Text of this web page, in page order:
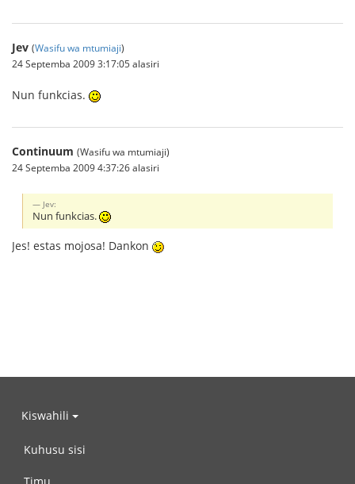
Jev (Wasifu wa mtumiaji)
24 Septemba 2009 3:17:05 alasiri
Nun funkcias.
Continuum (Wasifu wa mtumiaji)
24 Septemba 2009 4:37:26 alasiri
Jev:
Nun funkcias.
Jes! estas mojosa! Dankon
Kiswahili
Kuhusu sisi